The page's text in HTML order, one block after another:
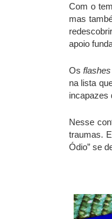
Com o
mas
apoio
Osflashes
na lista
incapazes
Nesse
traumas.
Ódio” se